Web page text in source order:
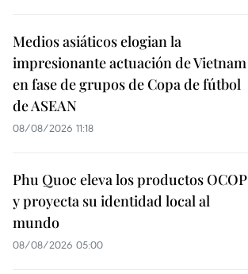
Medios asiáticos elogian la
impresionante actuación de Vietnam
en fase de grupos de Copa de fútbol
de ASEAN
08/08/2026 11:18
Phu Quoc eleva los productos OCOP
y proyecta su identidad local al
mundo
08/08/2026 05:00